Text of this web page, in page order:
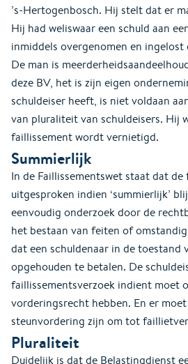
’s-Hertogenbosch. Hij stelt dat er
Hij had weliswaar een schuld aan
inmiddels overgenomen en ingelost
De man is
deze BV, het is zijn eigen
schuldeiser heeft, is niet voldaan
van pluraliteit van schuldeisers. Hij
faillissement wordt vernietigd.
Summierlijk
In de Faillissementswet staat dat
uitgesproken indien ‘summierlijk’
eenvoudig onderzoek door de
het bestaan van feiten of
dat een schuldenaar in de
opgehouden te betalen. De
faillissementsverzoek indient moet
vorderingsrecht hebben. En er
steunvordering zijn om tot
Pluraliteit
Duidelijk is dat de Belastingdienst